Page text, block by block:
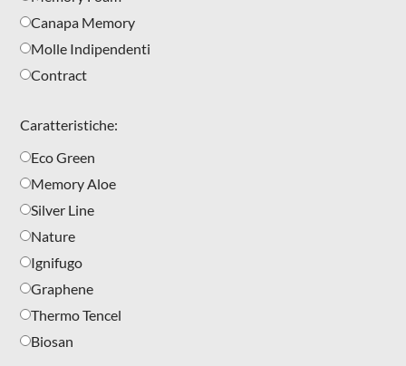
Canapa Memory
Molle Indipendenti
Contract
Caratteristiche:
Eco Green
Memory Aloe
Silver Line
Nature
Ignifugo
Graphene
Thermo Tencel
Biosan